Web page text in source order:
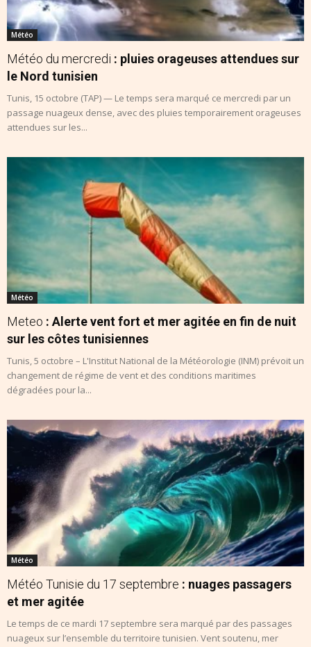
Météo
Météo du mercredi : pluies orageuses attendues sur
le Nord tunisien
Tunis, 15 octobre (TAP) — Le temps sera marqué ce mercredi par un
passage nuageux dense, avec des pluies temporairement orageuses
attendues sur les...
Météo
Meteo : Alerte vent fort et mer agitée en fin de nuit
sur les côtes tunisiennes
Tunis, 5 octobre – L'Institut National de la Météorologie (INM) prévoit un
changement de régime de vent et des conditions maritimes
dégradées pour la...
Météo
Météo Tunisie du 17 septembre : nuages passagers
et mer agitée
Le temps de ce mardi 17 septembre sera marqué par des passages
nuageux sur l’ensemble du territoire tunisien. Vent soutenu, mer